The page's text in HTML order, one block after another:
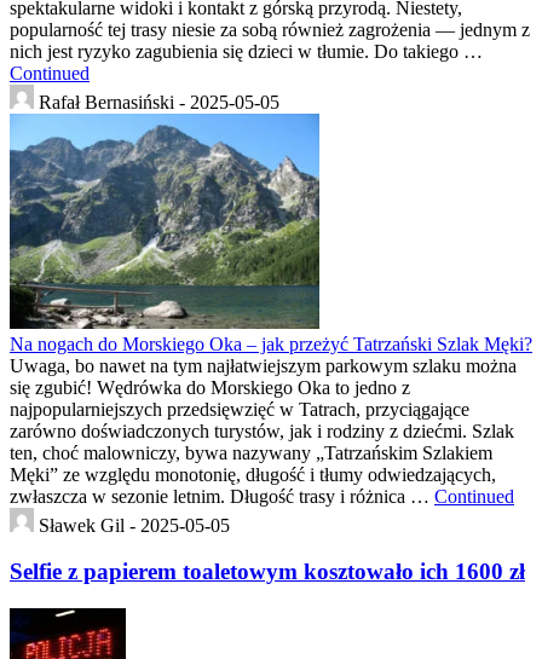
spektakularne widoki i kontakt z górską przyrodą. Niestety,
popularność tej trasy niesie za sobą również zagrożenia — jednym z
nich jest ryzyko zagubienia się dzieci w tłumie. Do takiego …
Continued
Rafał Bernasiński - 2025-05-05
Na nogach do Morskiego Oka – jak przeżyć Tatrzański Szlak Męki?
Uwaga, bo nawet na tym najłatwiejszym parkowym szlaku można
się zgubić! Wędrówka do Morskiego Oka to jedno z
najpopularniejszych przedsięwzięć w Tatrach, przyciągające
zarówno doświadczonych turystów, jak i rodziny z dziećmi. Szlak
ten, choć malowniczy, bywa nazywany „Tatrzańskim Szlakiem
Męki” ze względu monotonię, długość i tłumy odwiedzających,
zwłaszcza w sezonie letnim. Długość trasy i różnica … Continued
Sławek Gil - 2025-05-05
Selfie z papierem toaletowym kosztowało ich 1600 zł